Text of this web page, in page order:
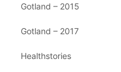
Gotland – 2015
Gotland – 2017
Healthstories